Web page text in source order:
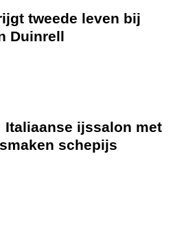
tweede leven bij
Duinrell
Italiaanse ijssalon met
schepijs